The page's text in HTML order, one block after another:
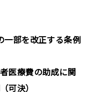
部を改正する条例
医療費の助成に関
可決）